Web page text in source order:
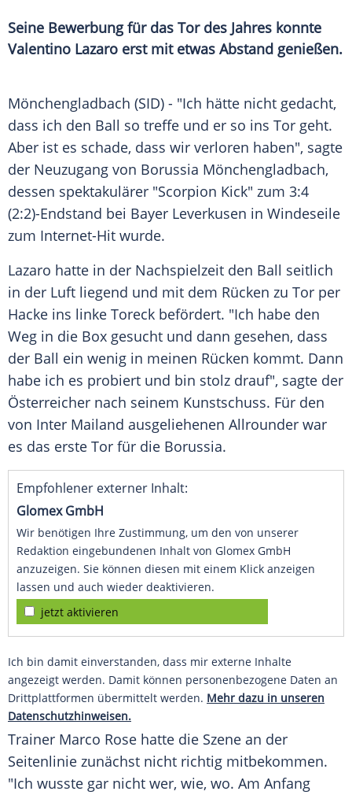
Seine Bewerbung für das Tor des Jahres konnte
Valentino Lazaro erst mit etwas Abstand genießen.
Mönchengladbach (SID) - "Ich hätte nicht gedacht,
dass ich den Ball so treffe und er so ins Tor geht.
Aber ist es schade, dass wir verloren haben", sagte
der Neuzugang von Borussia Mönchengladbach,
dessen spektakulärer "Scorpion Kick" zum 3:4
(2:2)-Endstand bei Bayer Leverkusen in Windeseile
zum Internet-Hit wurde.
Lazaro hatte in der Nachspielzeit den Ball seitlich
in der Luft liegend und mit dem Rücken zu Tor per
Hacke ins linke Toreck befördert. "Ich habe den
Weg in die Box gesucht und dann gesehen, dass
der Ball ein wenig in meinen Rücken kommt. Dann
habe ich es probiert und bin stolz drauf", sagte der
Österreicher nach seinem Kunstschuss. Für den
von Inter Mailand ausgeliehenen Allrounder war
es das erste Tor für die Borussia.
Empfohlener externer Inhalt:
Glomex GmbH
Wir benötigen Ihre Zustimmung, um den von unserer
Redaktion eingebundenen Inhalt von Glomex GmbH
anzuzeigen. Sie können diesen mit einem Klick anzeigen
lassen und auch wieder deaktivieren.
jetzt aktivieren
Ich bin damit einverstanden, dass mir externe Inhalte
angezeigt werden. Damit können personenbezogene Daten an
Drittplattformen übermittelt werden. Mehr dazu in unseren
Datenschutzhinweisen.
Trainer Marco Rose hatte die Szene an der
Seitenlinie zunächst nicht richtig mitbekommen.
"Ich wusste gar nicht wer, wie, wo. Am Anfang